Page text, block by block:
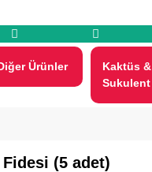
Ürünler
Kaktüs &
Sukulent
Fidesi (5 adet)